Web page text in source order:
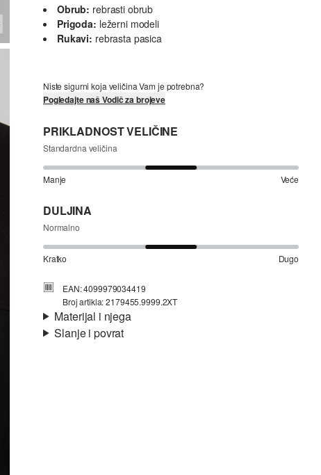
Obrub: rebrasti obrub
Prigoda: ležerni modeli
Rukavi: rebrasta pasica
Niste sigurni koja veličina Vam je potrebna?
Pogledajte naš Vodič za brojeve
PRIKLADNOST VELIČINE
Standardna veličina
Manje Veće
DULJINA
Normalno
Kratko Dugo
EAN: 4099979034419
Broj artikla: 2179455.9999.2XT
Materijal i njega
Slanje i povrat